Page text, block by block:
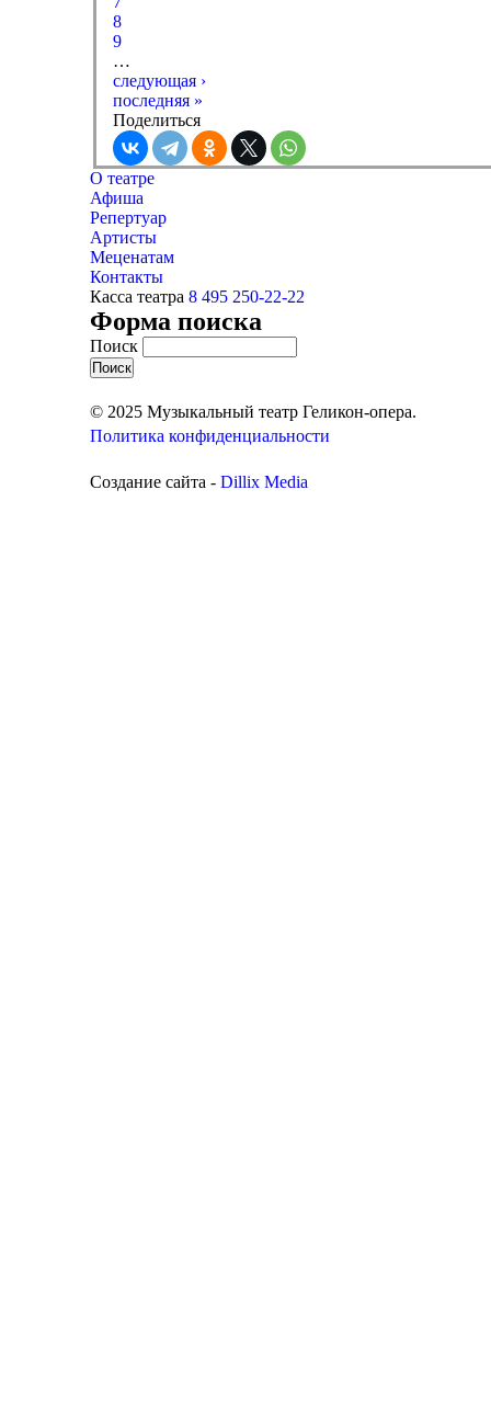
8
9
…
следующая ›
последняя »
Поделиться
О театре
Афиша
Репертуар
Артисты
Меценатам
Контакты
Касса театра 8 495 250-22-22
Форма поиска
Поиск
© 2025 Музыкальный театр Геликон-опера.
Политика конфиденциальности
Создание сайта - Dillix Media